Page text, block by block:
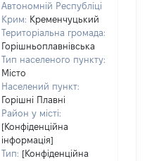
Автономній Республіці
Крим: Кременчуцький
Територіальна громада:
Горішньоплавнівська
Тип населеного пункту:
Місто
Населений пункт:
Горішні Плавні
Район у місті:
[Конфіденційна
інформація]
Тип: [Конфіденційна